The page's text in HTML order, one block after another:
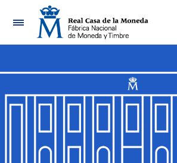
Navigation
Show/Hide
Show/Hide